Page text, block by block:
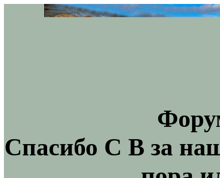
Спасибо С В за